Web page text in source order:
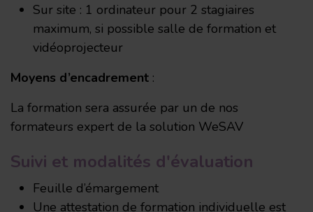
Sur site : 1 ordinateur pour 2 stagiaires
maximum, si possible salle de formation et
vidéoprojecteur
Moyens d’encadrement :
La formation sera assurée par un de nos
formateurs expert de la solution WeSAV
Suivi et modalités d'évaluation
Feuille d’émargement
Une attestation de formation individuelle est